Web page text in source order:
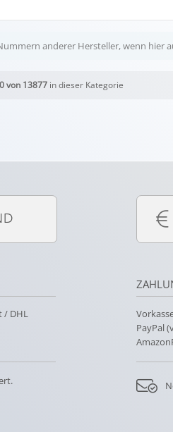
anderer Hersteller, wenn hier
von 13877 in dieser Kategorie
/ DHL
PayPal